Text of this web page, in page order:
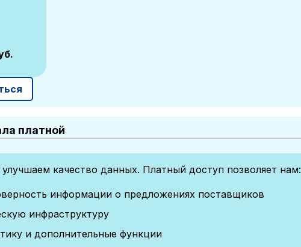
платной
качество данных. Платный доступ позволяет нам:
информации о предложениях поставщиков
инфраструктуру
и дополнительные функции